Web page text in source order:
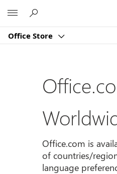
Office Store
Office.com is
of countries/
language